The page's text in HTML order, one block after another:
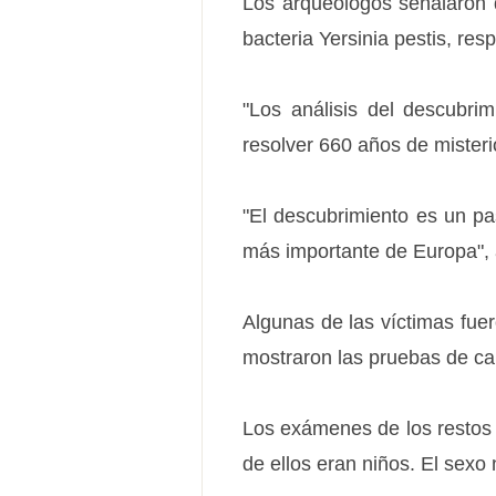
bacteria Yersinia pestis,
"Los análisis del
resolver 660 años de
"El descubrimiento es un
más importante de Europa",
Algunas de las víctimas
mostraron las pruebas de
Los exámenes de los
de ellos eran niños. El sexo